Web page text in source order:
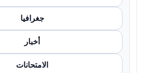
جغرافيا
أخبار
الامتحانات